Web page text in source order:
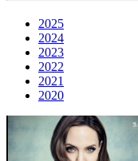
2025
2024
2023
2022
2021
2020